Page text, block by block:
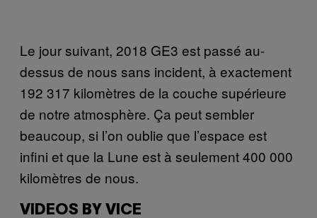
Le jour suivant, 2018 GE3 est passé au-
dessus de nous sans incident, à exactement
192 317 kilomètres de la couche supérieure
de notre atmosphère. Ça peut sembler
beaucoup, si l’on oublie que l’espace est
infini et que la Lune est à seulement 400 000
kilomètres de nous.
VIDEOS BY VICE